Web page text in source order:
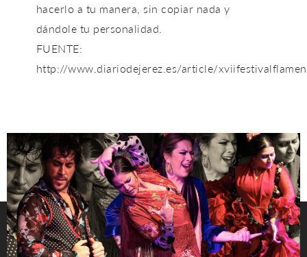
hacerlo a tu manera, sin copiar nada y
dándole tu personalidad.
FUENTE:
http://www.diariodejerez.es/article/